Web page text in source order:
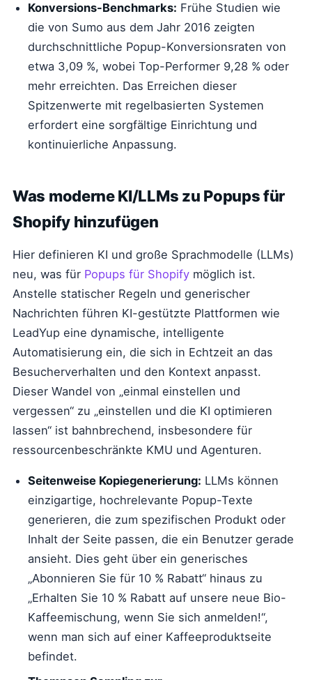
Konversions-Benchmarks: Frühe Studien wie
die von Sumo aus dem Jahr 2016 zeigten
durchschnittliche Popup-Konversionsraten von
etwa 3,09 %, wobei Top-Performer 9,28 % oder
mehr erreichten. Das Erreichen dieser
Spitzenwerte mit regelbasierten Systemen
erfordert eine sorgfältige Einrichtung und
kontinuierliche Anpassung.
Was moderne KI/LLMs zu Popups für
Shopify hinzufügen
Hier definieren KI und große Sprachmodelle (LLMs)
neu, was für Popups für Shopify möglich ist.
Anstelle statischer Regeln und generischer
Nachrichten führen KI-gestützte Plattformen wie
LeadYup eine dynamische, intelligente
Automatisierung ein, die sich in Echtzeit an das
Besucherverhalten und den Kontext anpasst.
Dieser Wandel von „einmal einstellen und
vergessen“ zu „einstellen und die KI optimieren
lassen“ ist bahnbrechend, insbesondere für
ressourcenbeschränkte KMU und Agenturen.
Seitenweise Kopiegenerierung: LLMs können
einzigartige, hochrelevante Popup-Texte
generieren, die zum spezifischen Produkt oder
Inhalt der Seite passen, die ein Benutzer gerade
ansieht. Dies geht über ein generisches
„Abonnieren Sie für 10 % Rabatt“ hinaus zu
„Erhalten Sie 10 % Rabatt auf unsere neue Bio-
Kaffeemischung, wenn Sie sich anmelden!“,
wenn man sich auf einer Kaffeeproduktseite
befindet.